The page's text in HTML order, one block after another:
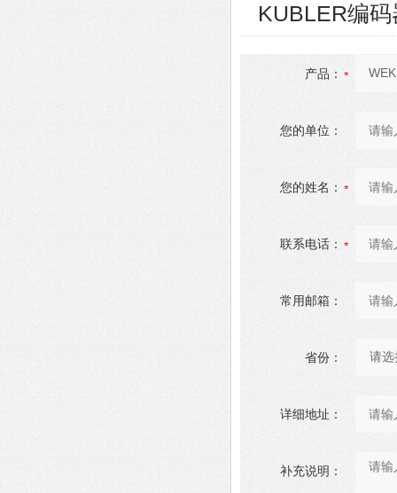
KUBLER编
产品：
您的单位：
您的姓名：
联系电话：
常用邮箱：
省份：
详细地址：
补充说明：